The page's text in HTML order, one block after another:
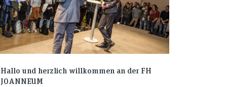
Hallo und herzlich willkommen an der FH
JOANNEUM